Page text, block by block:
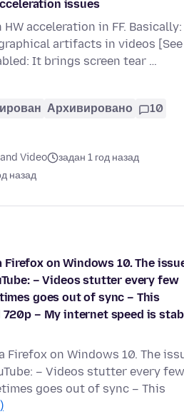
issues
acceleration in FF.
artifacts in videos [See
It brings screen tear …
Архивировано
10
Video
задан 1 год назад
назад
Firefox on Windows 10. The
– Videos stutter every few
goes out of sync – This
720p – My internet speed is
Firefox on Windows 10. The
– Videos stutter every few
goes out of sync – This